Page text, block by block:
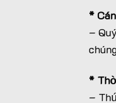
*
–
*
–